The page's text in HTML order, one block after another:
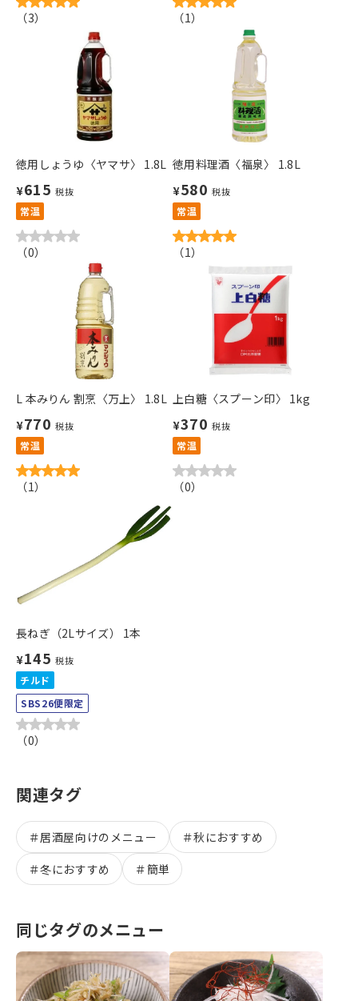
（3） （1）
徳用しょうゆ〈ヤマサ〉 1.8L
¥615 税抜
常温
（0）
徳用料理酒〈福泉〉 1.8L
¥580 税抜
常温
（1）
L 本みりん 割烹〈万上〉 1.8L
¥770 税抜
常温
（1）
上白糖〈スプーン印〉 1kg
¥370 税抜
常温
（0）
長ねぎ（2Lサイズ） 1本
¥145 税抜
チルド
SBS26便限定
（0）
関連タグ
＃居酒屋向けのメニュー ＃秋におすすめ
＃冬におすすめ ＃簡単
同じタグのメニュー